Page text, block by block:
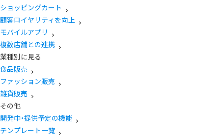
ショッピングカート
顧客ロイヤリティを向上
モバイルアプリ
複数店舗との連携
業種別に見る
食品販売
ファッション販売
雑貨販売
その他
開発中・提供予定の機能
テンプレート一覧